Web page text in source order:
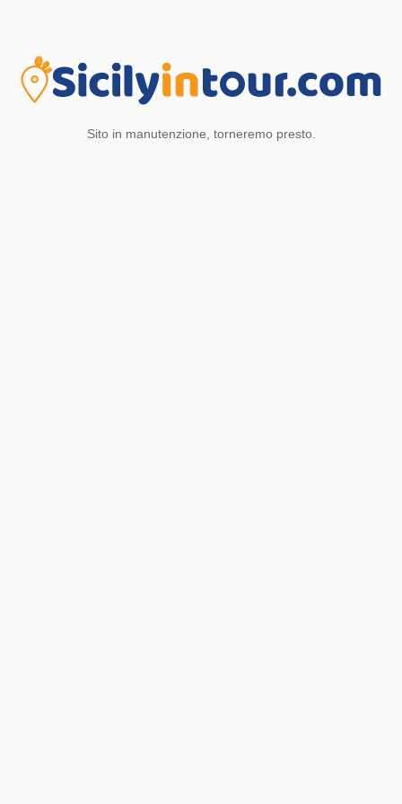
Sito in manutenzione, torneremo presto.